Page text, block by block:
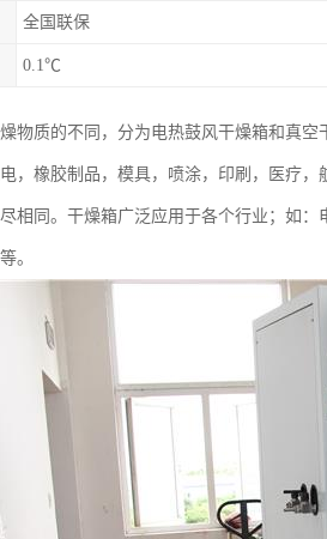
全国联保
0.1℃
物质的不同，分为电热鼓风干燥箱和真
，橡胶制品，模具，喷涂，印刷，医疗
相同。干燥箱广泛应用于各个行业；如
。